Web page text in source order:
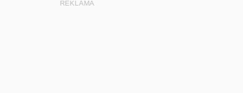
REKLAMA